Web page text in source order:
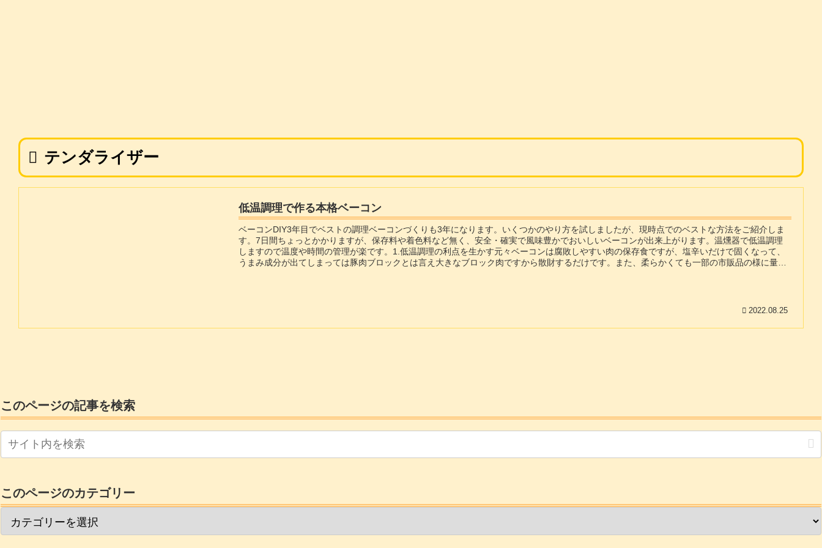
テンダライザー
低温調理で作る本格ベーコン
ベーコンDIY3年目でベストの調理ベーコンづくりも3年になります。いくつかのやり方を試しましたが、現時点でのベストな方法をご紹介しま
す。7日間ちょっとかかりますが、保存料や着色料など無く、安全・確実で風味豊かでおいしいベーコンが出来上がります。温燻器で低温調理
しますので温度や時間の管理が楽です。1.低温調理の利点を生かす元々ベーコンは腐敗しやすい肉の保存食ですが、塩辛いだけで固くなって、
うまみ成分が出てしまっては豚肉ブロックとは言え大きなブロック肉ですから散財するだけです。また、柔らかくても一部の市販品の様に量目
2022.08.25
このページの記事を検索
このページのカテゴリー